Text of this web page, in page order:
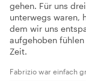
gehen. Für uns
unterwegs waren,
dem wir uns
aufgehoben
Zeit.
Fabrizio war einfach